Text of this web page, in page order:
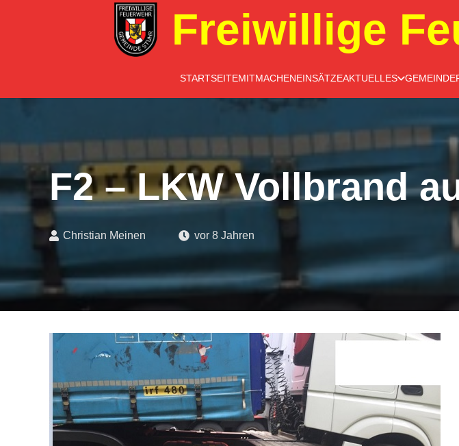
Freiwillige
STARTSEITEMITMACHENEINSÄTZEAKTUELLES
F2 – LKW Vollbrand
Christian Meinen vor 8 Jahren